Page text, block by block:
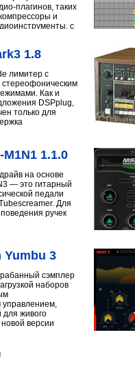
плагинов, таких
и
с
1.8
лимитер с
Как и
DSPplug,
только для
1.1.0
на основе
— это гитарный
педали
Для
ручек
Yumbu 3
сэмплер
наборов
управлением,
живого
версии